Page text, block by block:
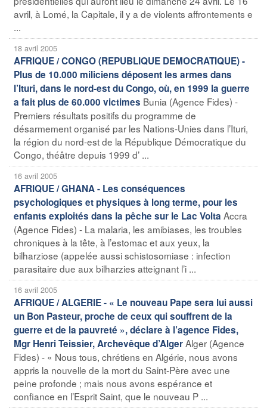
avril, à Lomé, la Capitale, il y a de violents affrontements e
...
18 avril 2005
AFRIQUE / CONGO (REPUBLIQUE DEMOCRATIQUE) -
Plus de 10.000 miliciens déposent les armes dans
l’Ituri, dans le nord-est du Congo, où, en 1999 la guerre
a fait plus de 60.000 victimes Bunia (Agence Fides) -
Premiers résultats positifs du programme de
désarmement organisé par les Nations-Unies dans l’Ituri,
la région du nord-est de la République Démocratique du
Congo, théâtre depuis 1999 d’ ...
16 avril 2005
AFRIQUE / GHANA - Les conséquences
psychologiques et physiques à long terme, pour les
enfants exploités dans la pêche sur le Lac Volta Accra
(Agence Fides) - La malaria, les amibiases, les troubles
chroniques à la tête, à l’estomac et aux yeux, la
bilharziose (appelée aussi schistosomiase : infection
parasitaire due aux bilharzies atteignant l’i ...
16 avril 2005
AFRIQUE / ALGERIE - « Le nouveau Pape sera lui aussi
un Bon Pasteur, proche de ceux qui souffrent de la
guerre et de la pauvreté », déclare à l’agence Fides,
Mgr Henri Teissier, Archevêque d’AlgerAlger (Agence
Fides) - « Nous tous, chrétiens en Algérie, nous avons
appris la nouvelle de la mort du Saint-Père avec une
peine profonde ; mais nous avons espérance et
confiance en l’Esprit Saint, que le nouveau P ...